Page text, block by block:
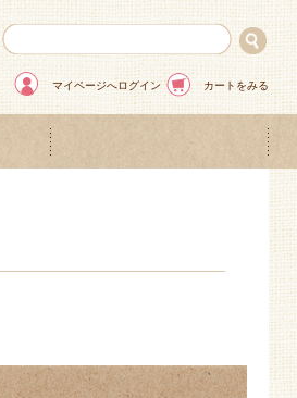
マイページへログイン カートをみる